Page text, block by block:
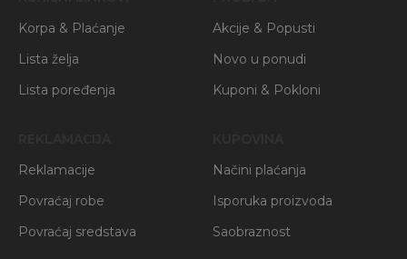
Korpa & Plaćanje
Lista želja
Lista poređenja
Akcije & Popusti
Novo u ponudi
Kuponi & Pokloni
Reklamacije
Povraćaj robe
Povraćaj sredstava
Načini plaćanja
Isporuka proizvoda
Saobraznost